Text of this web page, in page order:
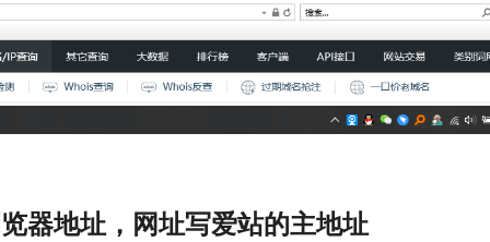
器地址，网址写爱站的主地址